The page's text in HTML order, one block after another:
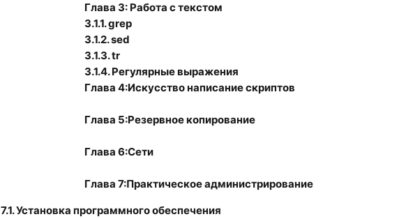
Глава 3: Работа с текстом
3.1.1.grep
3.1.2.sed
3.1.3.tr
3.1.4.Регулярные выражения
Глава 4:Искусство написание скриптов
Глава 5:Резервное копирование
Глава 6:Сети
Глава 7:Практическое администрирование
7.1. Установка программного обеспечения